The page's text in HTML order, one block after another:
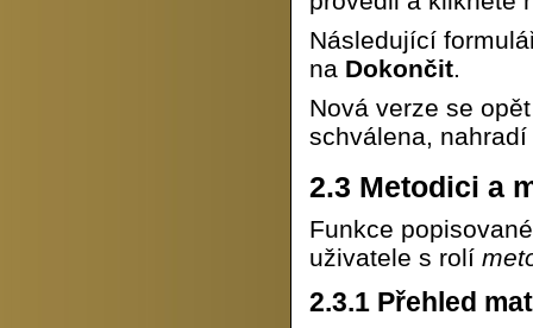
Následující
na Dokončit.
Nová verze se
schválena,
2.3 Metodici a
Funkce
uživatele s rolí
2.3.1 Přehled